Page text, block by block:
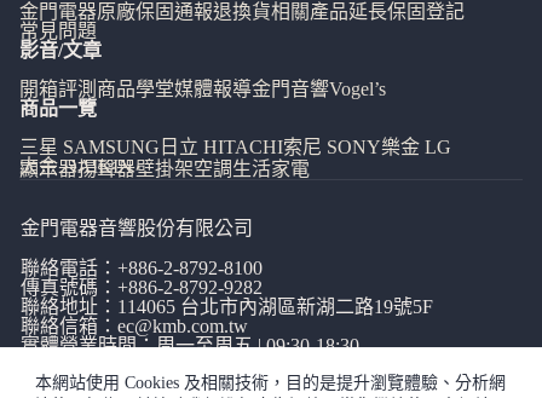
本網站使用 Cookies 及相關技術，目的是提升瀏覽體驗、分析網
金門電器原廠保固通報退換貨相關產品延長保固登記
常見問題
影音/文章
開箱評測 商品學堂媒體報導金門音響Vogel’s
商品一覽
三星 SAMSUNG 日立 HITACHI索尼 SONY樂金 LG
大金 DAIKIN
顯示器揚聲器壁掛架空調生活家電
金門電器音響股份有限公司
聯絡電話： +886-2-8792-8100
傳真號碼：+886-2-8792-9282
聯絡地址：114065 台北市內湖區新湖二路19號5F
聯絡信箱： ec@kmb.com.tw
實體營業時間：周一至周五 | 09:30-18:30